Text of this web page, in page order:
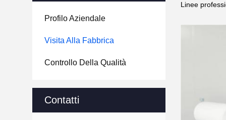
Profilo Aziendale
Visita Alla Fabbrica
Controllo Della Qualità
Contatti
Linee